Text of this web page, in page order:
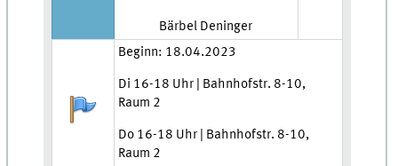
Lehrkraft:
Bärbel Deninger
Anmeldestatus:
Zeit und Ort:
Beginn: 18.04.2023
Di 16-18 Uhr | Bahnhofstr. 8-10,
Raum 2
Do 16-18 Uhr | Bahnhofstr. 8-10,
Raum 2